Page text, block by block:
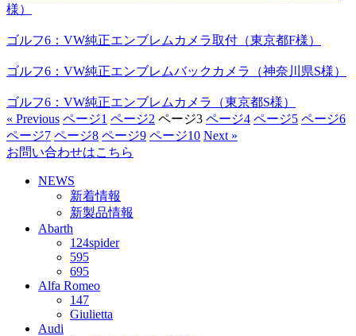
様）
ゴルフ6：VW純正エンブレムカメラ取付（東京都F様）
ゴルフ6：VW純正エンブレムバックカメラ（神奈川県S様）
ゴルフ6：VW純正エンブレムカメラ（東京都S様）
« Previous ページ1 ページ2 ページ3 ページ4 ページ5 ページ6
ページ7 ページ8 ページ9 ページ10 Next »
お問い合わせはこちら
NEWS
新着情報
新製品情報
Abarth
124spider
595
695
Alfa Romeo
147
Giulietta
Audi